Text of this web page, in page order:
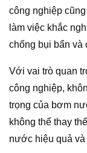
công nghiệp
làm việc khắc
chống bụi bẩn
Với vai trò quan
công nghiệp,
trọng của bơm
không thể thay
nước hiệu quả và